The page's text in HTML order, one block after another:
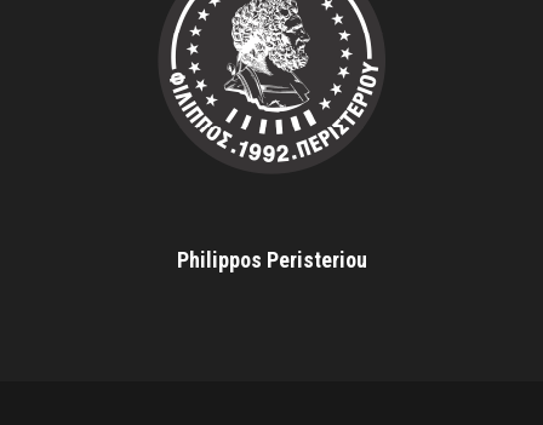
Philippos Peristeriou